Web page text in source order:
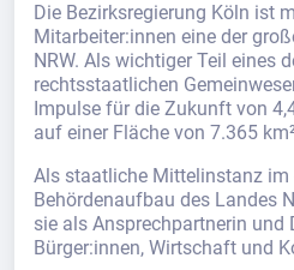
Die Bezirksregierung Köln ist
Mitarbeiter:innen eine der
NRW. Als wichtiger Teil eines
rechtsstaatlichen
Impulse für die Zukunft von
auf einer Fläche von 7.365
Als staatliche Mittelinstanz im
Behördenaufbau des Landes
sie als Ansprechpartnerin und
Bürger:innen, Wirtschaft und